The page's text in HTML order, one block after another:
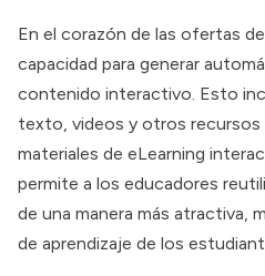
En el corazón de las ofertas
capacidad para generar
contenido interactivo. Esto
texto, videos y otros recursos
materiales de eLearning
permite a los educadores
de una manera más atractiva,
de aprendizaje de los